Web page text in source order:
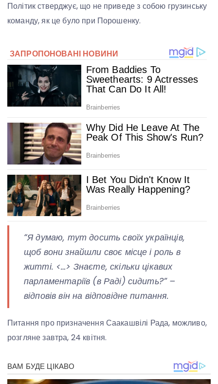
Політик стверджує, що не приведе з собою грузинську
команду, як це було при Порошенку.
“Я думаю, тут досить своїх українців,
щоб вони знайшли своє місце і роль в
житті. <…> Знаєте, скільки цікавих
парламентаріїв (в Раді) сидить?” –
відповів він на відповідне питання.
Питання про призначення Саакашвілі Рада, можливо,
розгляне завтра, 24 квітня.